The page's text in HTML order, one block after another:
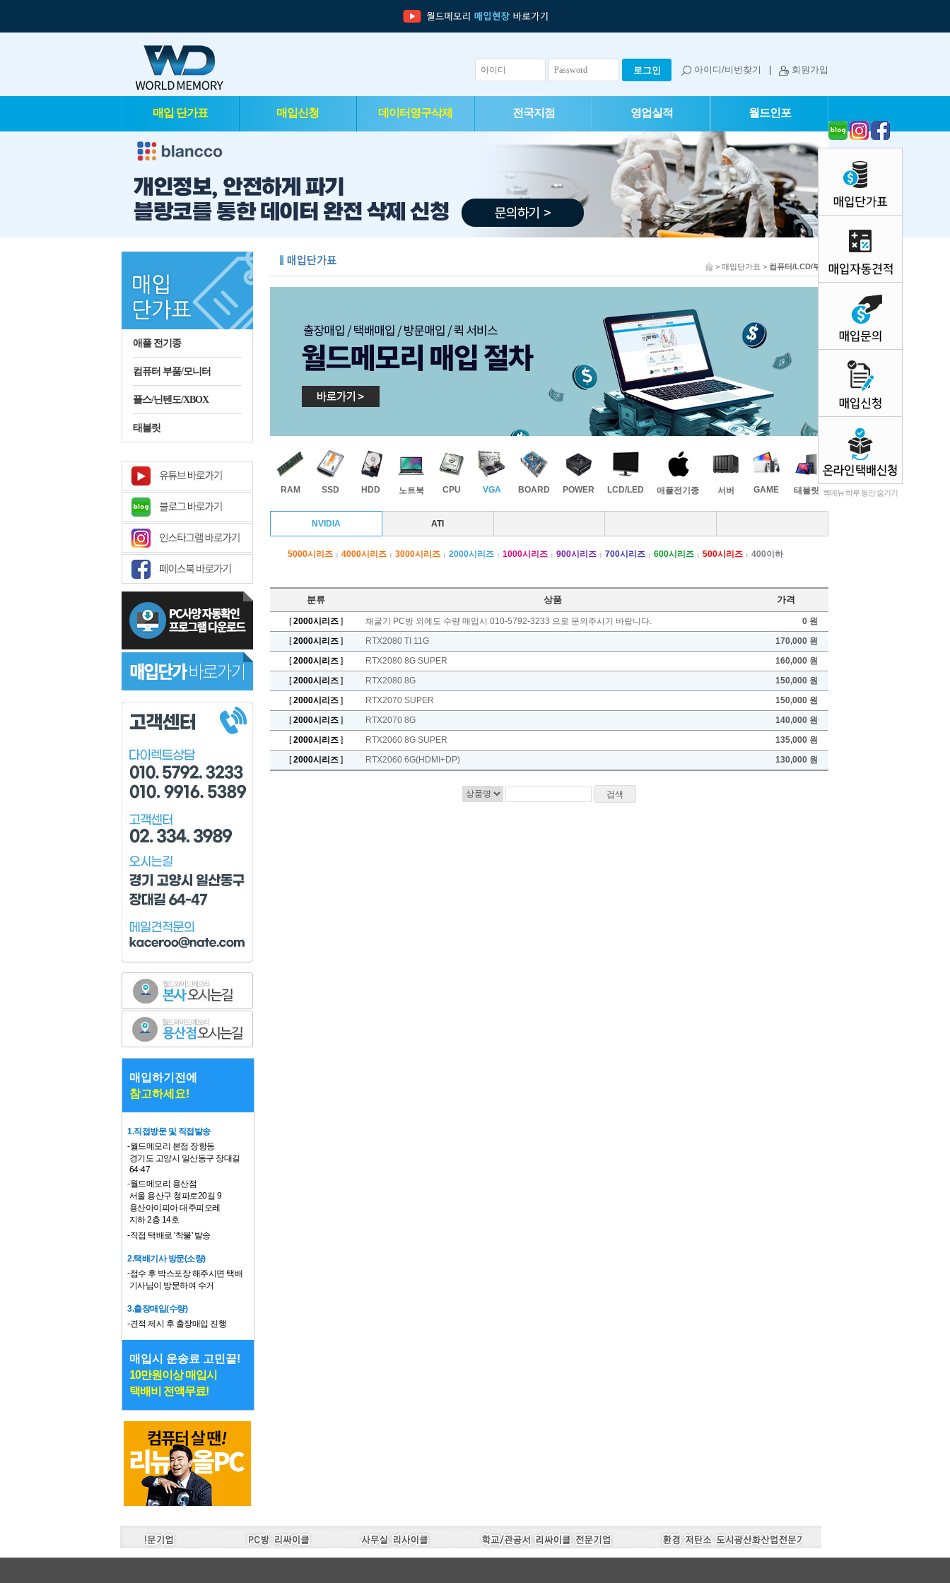
아이디/비번찾기 회원가입
매입 단가표 매입신청 데이터영구삭제 전국지점 영업실적 월드인포
퀵메뉴 하루 동안 숨기기
애플 전기종
컴퓨터 부품/모니터
플스/닌텐도/XBOX
태블릿
매입하기전에
참고하세요!
1.직접방문 및 직접발송
-월드메모리 본점 장항동
경기도 고양시 일산동구 장대길
64-47
-월드메모리 용산점
서울 용산구 청파로20길 9
용산아이피아 대주피오레
지하 2층 14호
-직접 택배로 '착불' 발송
2.택배기사 방문(소량)
-접수 후 박스포장 해주시면 택배
기사님이 방문하여 수거
3.출장매입(수량)
-견적 제시 후 출장매입 진행
매입시 운송료 고민끝!
10만원이상 매입시
택배비 전액무료!
> 매입단가표 > 컴퓨터/LCD/부품
RAM SSD HDD 노트북 CPU VGA BOARD POWER LCD/LED 애플전기종 서버 GAME 태블릿
NVIDIA ATI
5000시리즈 4000시리즈 3000시리즈 2000시리즈 1000시리즈 900시리즈 700시리즈 600시리즈 500시리즈 400이하
분류 상품 가격
[2000시리즈 ] 채굴기 PC방 외에도 수량 매입시 010-5792-3233 으로 문의주시기 바랍니다.
0 원
[2000시리즈 ] RTX2080 TI 11G
170,000 원
[2000시리즈 ] RTX2080 8G SUPER
160,000 원
[2000시리즈 ] RTX2080 8G
150,000 원
[2000시리즈 ] RTX2070 SUPER
150,000 원
[2000시리즈 ] RTX2070 8G
140,000 원
[2000시리즈 ] RTX2060 8G SUPER
135,000 원
[2000시리즈 ] RTX2060 6G(HDMI+DP) 130,000 원